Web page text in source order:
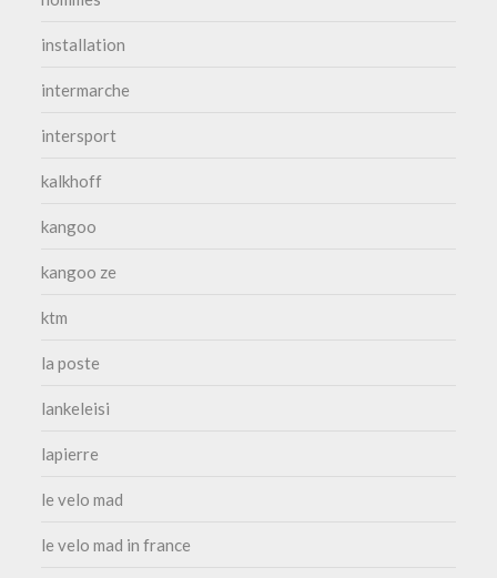
installation
intermarche
intersport
kalkhoff
kangoo
kangoo ze
ktm
la poste
lankeleisi
lapierre
le velo mad
le velo mad in france